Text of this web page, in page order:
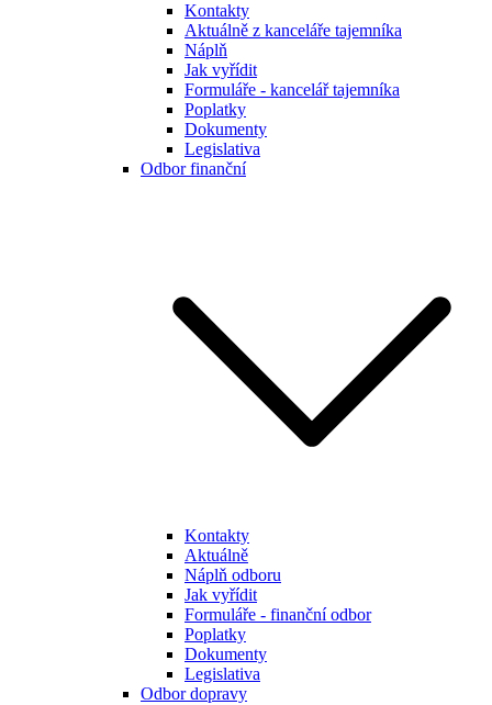
Kontakty
Aktuálně z kanceláře tajemníka
Náplň
Jak vyřídit
Formuláře - kancelář tajemníka
Poplatky
Dokumenty
Legislativa
Odbor finanční
Kontakty
Aktuálně
Náplň odboru
Jak vyřídit
Formuláře - finanční odbor
Poplatky
Dokumenty
Legislativa
Odbor dopravy